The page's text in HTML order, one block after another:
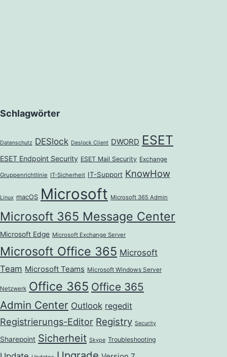
Schlagwörter
Datenschutz DESlock Deslock Client DWORD ESET
ESET Endpoint Security ESET Mail Security Exchange
Gruppenrichtlinie IT-Sicherheit IT-Support KnowHow
Linux macOS Microsoft Microsoft 365 Admin
Microsoft 365 Message Center
Microsoft Edge Microsoft Exchange Server
Microsoft Office 365 Microsoft
Team Microsoft Teams Microsoft Windows Server
Netzwerk Office 365 Office 365
Admin Center Outlook regedit
Registrierungs-Editor Registry Security
Sharepoint Sicherheit Skype Troubleshooting